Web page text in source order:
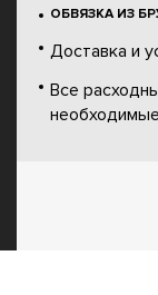
ОБВЯЗКА ИЗ
Доставка и
Все